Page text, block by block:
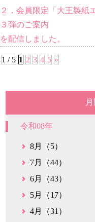
２．会員限定「大王製紙
３弾のご案内
を配信しました。
1 / 5 1 2 3 4 5 »
令和08年
8月（5）
7月（44）
6月（43）
5月（17）
4月（31）